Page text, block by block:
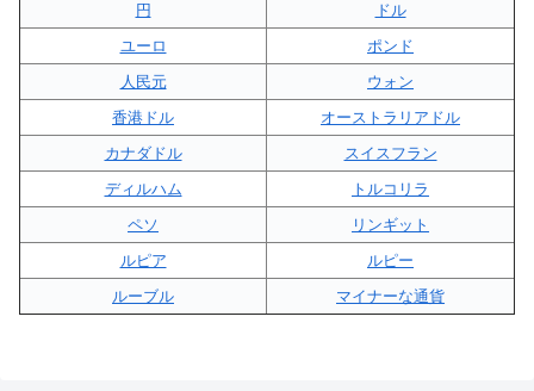
円
ドル
ユーロ
ポンド
人民元
ウォン
香港ドル
オーストラリアドル
カナダドル
スイスフラン
ディルハム
トルコリラ
ペソ
リンギット
ルピア
ルピー
ルーブル
マイナーな通貨